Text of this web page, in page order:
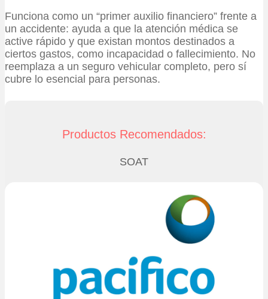
Funciona como un “primer auxilio financiero” frente a
un accidente: ayuda a que la atención médica se
active rápido y que existan montos destinados a
ciertos gastos, como incapacidad o fallecimiento. No
reemplaza a un seguro vehicular completo, pero sí
cubre lo esencial para personas.
Productos Recomendados:
SOAT